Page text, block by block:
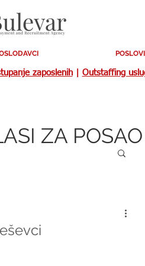
POSLOVI
zaposlenih| Outstaffing
ZA POSAO